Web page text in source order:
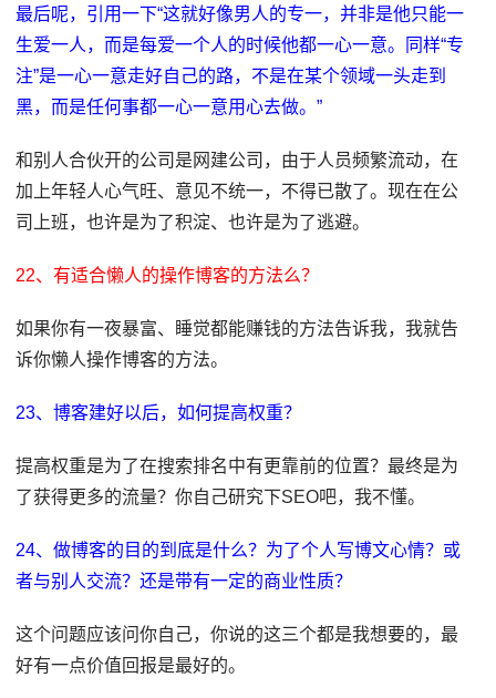
最后呢，引用一下“这就好像男人的专一，并非是他只能一
生爱一人，而是每爱一个人的时候他都一心一意。同样“专
注”是一心一意走好自己的路，不是在某个领域一头走到
黑，而是任何事都一心一意用心去做。”
和别人合伙开的公司是网建公司，由于人员频繁流动，在
加上年轻人心气旺、意见不统一，不得已散了。现在在公
司上班，也许是为了积淀、也许是为了逃避。
22、有适合懒人的操作博客的方法么？
如果你有一夜暴富、睡觉都能赚钱的方法告诉我，我就告
诉你懒人操作博客的方法。
23、博客建好以后，如何提高权重？
提高权重是为了在搜索排名中有更靠前的位置？最终是为
了获得更多的流量？你自己研究下SEO吧，我不懂。
24、做博客的目的到底是什么？为了个人写博文心情？或
者与别人交流？还是带有一定的商业性质？
这个问题应该问你自己，你说的这三个都是我想要的，最
好有一点价值回报是最好的。